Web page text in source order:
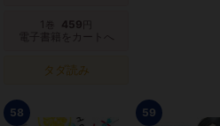
1 459
電子書籍をカートへ
タダ読み
58 59